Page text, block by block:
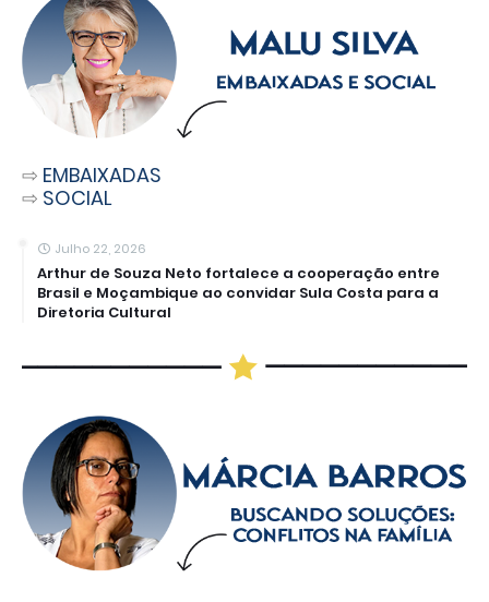
⇨ EMBAIXADAS
⇨ SOCIAL
Julho 22, 2026
Arthur de Souza Neto fortalece a cooperação entre
Brasil e Moçambique ao convidar Sula Costa para a
Diretoria Cultural